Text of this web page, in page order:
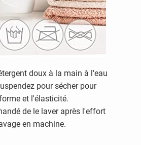
doux à la main à l'eau
pour sécher pour
et l'élasticité.
de le laver après l'effort
en machine.